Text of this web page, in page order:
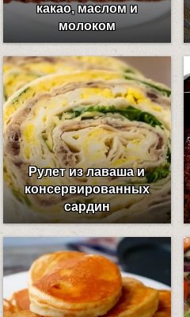
какао, маслом и
молоком
Рулет из лаваша и
консервированных
сардин